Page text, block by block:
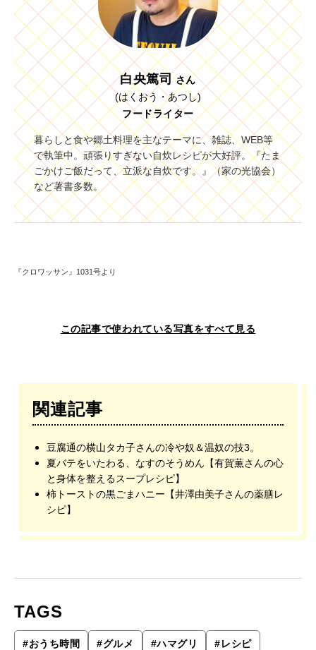
白央篤司 さん
(はくおう・あつし)
フードライター
暮らしと食や郷土料理を主なテーマに、雑誌、WEB等
で執筆中。頑張りすぎない自炊レシピが大好評。『たま
ごかけご飯だって、立派な自炊です。』（家の光協会）
など著書多数。
『クロワッサン』1031号より
この記事で使われている写真をすべて見る
関連記事
豆腐通の横山タカ子さんの冷や奴＆温奴の技3。
夏バテをいたわる、なすのそうめん【有賀薫さんの心
と身体を整えるスープレシピ】
柿トーストの黒ごまハニー【井澤由美子さんの薬膳レ
シピ】
TAGS
#おうち時間 #グルメ #ハマグリ #レシピ